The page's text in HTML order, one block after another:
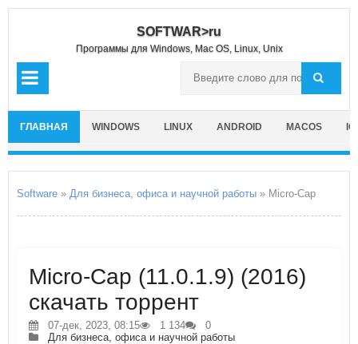
SOFTWAR>ru
Программы для Windows, Mac OS, Linux, Unix
ГЛАВНАЯ WINDOWS LINUX ANDROID MACOS
Software » Для бизнеса, офиса и научной работы » Micro-Cap
Micro-Cap (11.0.1.9) (2016)
скачать торрент
07-дек, 2023, 08:15 1 134
0
Для бизнеса, офиса и научной работы